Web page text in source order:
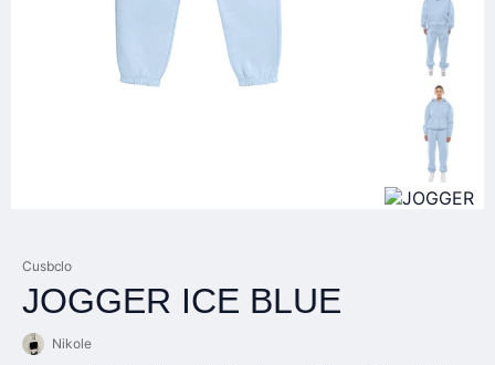
Cusbclo
JOGGER ICE BLUE
Nikole